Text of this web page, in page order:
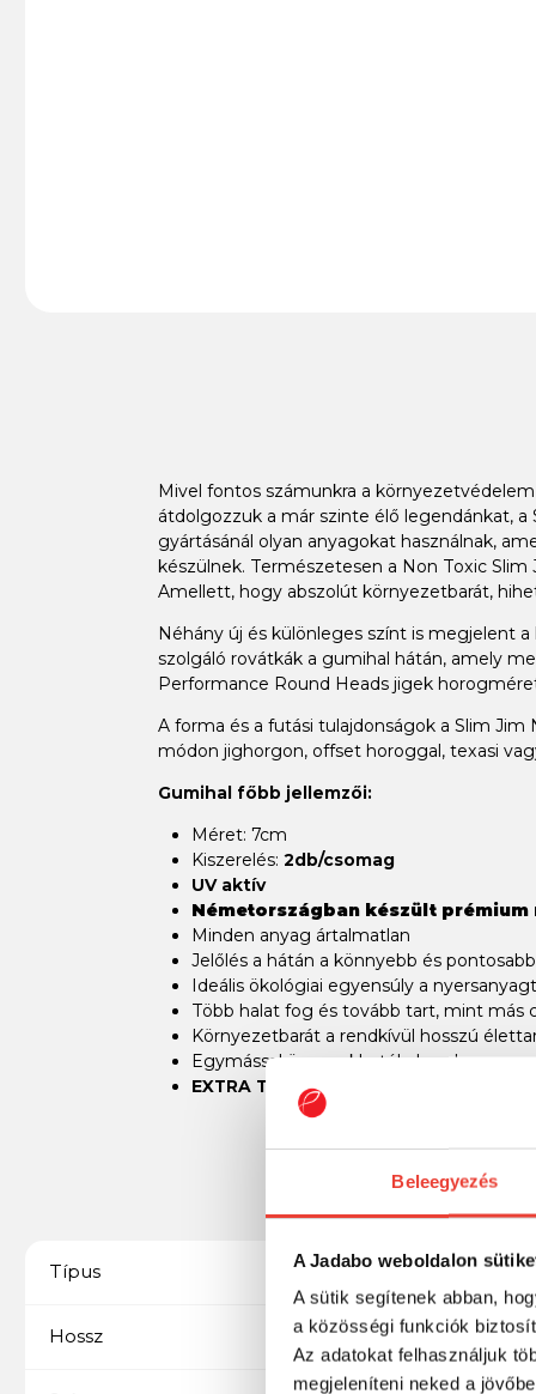
Beleegyezés
A Jadabo weboldalon
A sütik segítenek abban,
a közösségi funkciók
Az adatokat felhasználjuk
megjeleníteni neked a
Mivel fontos számunkra a
átdolgozzuk a már szinte élő legendánkat,
gyártásánál olyan anyagokat használnak,
készülnek. Természetesen a Non Toxic
Amellett, hogy abszolút környezetbarát,
Néhány új és különleges színt is megjelent
szolgáló rovátkák a gumihal hátán, amely
Performance Round Heads jigek
A forma és a futási tulajdonságok a Slim Jim
módon jighorgon, offset horoggal, texasi
Gumihal főbb jellemzői:
Méret: 7cm
Kiszerelés: 2db/csomag
UV aktív
Németországban készült prémium
Minden anyag ártalmatlan
Jelőlés a hátán a könnyebb és
Ideális ökológiai egyensúly a
Több halat fog és tovább tart, mint más
Környezetbarát a rendkívül hosszú
Egymással összerakhatól, de soha nem
EXTRA TIPP
: A csali pillanatok alatt
Típus Gumihal
Hossz 2,8" / 71 mm